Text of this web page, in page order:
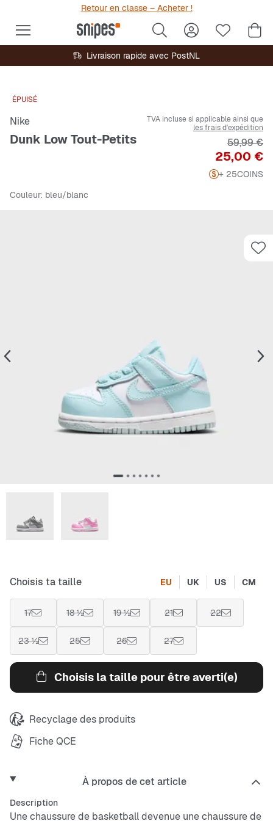
Retour en classe – Acheter !
Livraison rapide avec PostNL
ÉPUISÉ
Nike
Dunk Low Tout-Petits
TVA incluse si applicable ainsi que
les frais d'expédition
Prix
25,00 €
Prix
59,99 €
+ 25COINS
Couleur: bleu/blanc
Choisis ta taille EU UK US CM
17 18 ½ 19 ½ 21 22
23 ½ 25 26 27
Choisis la taille pour être averti(e)
Recyclage des produits
Fiche QCE
À propos de cet article
Description
Une chaussure de basketball devenue une chaussure de